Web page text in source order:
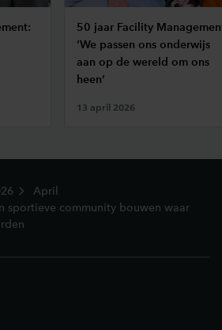
50 jaar Facility
‘We passen ons onderwijs
aan op de wereld om ons
heen’
13 april 2026
April
sportieve community bouwen waar